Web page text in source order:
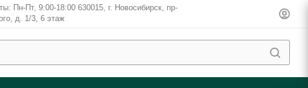
Пн-Пт, 9:00-18:00 630015, г. Новосибирск, пр-
д. 1/3, 6 этаж